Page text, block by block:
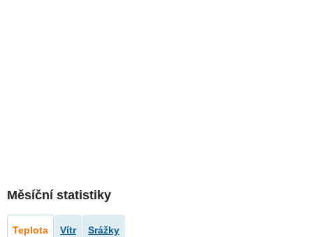
Měsíční statistiky
Teplota Vítr Srážky